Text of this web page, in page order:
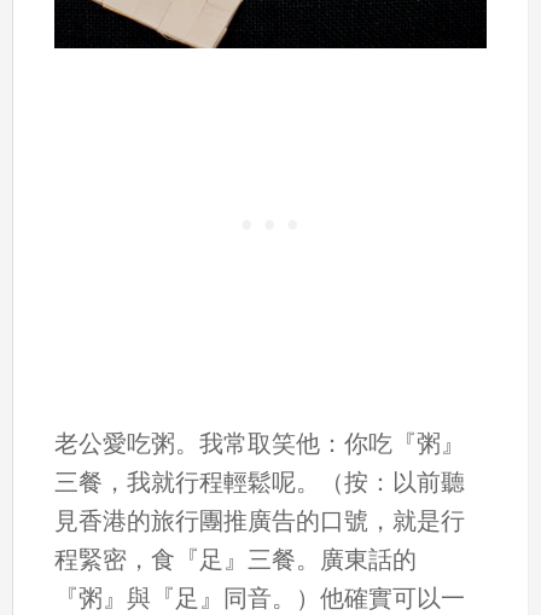
老公愛吃粥。我常取笑他：你吃『粥』
三餐，我就行程輕鬆呢。（按：以前聽
見香港的旅行團推廣告的口號，就是行
程緊密，食『足』三餐。廣東話的
『粥』與『足』同音。）他確實可以一